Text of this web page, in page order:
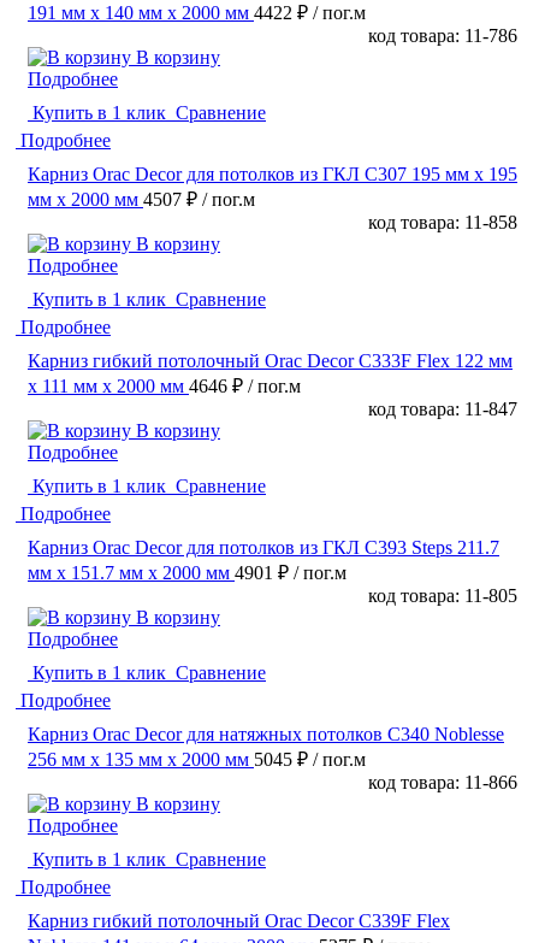
191 мм х 140 мм х 2000 мм 4422 ₽ / пог.м
код товара: 11-786
В корзину
Подробнее
Купить в 1 клик Сравнение
Подробнее
Карниз Orac Decor для потолков из ГКЛ C307 195 мм х 195
мм х 2000 мм 4507 ₽ / пог.м
код товара: 11-858
В корзину
Подробнее
Купить в 1 клик Сравнение
Подробнее
Карниз гибкий потолочный Orac Decor C333F Flex 122 мм
х 111 мм х 2000 мм 4646 ₽ / пог.м
код товара: 11-847
В корзину
Подробнее
Купить в 1 клик Сравнение
Подробнее
Карниз Orac Decor для потолков из ГКЛ C393 Steps 211.7
мм х 151.7 мм х 2000 мм 4901 ₽ / пог.м
код товара: 11-805
В корзину
Подробнее
Купить в 1 клик Сравнение
Подробнее
Карниз Orac Decor для натяжных потолков C340 Noblesse
256 мм х 135 мм х 2000 мм 5045 ₽ / пог.м
код товара: 11-866
В корзину
Подробнее
Купить в 1 клик Сравнение
Подробнее
Карниз гибкий потолочный Orac Decor C339F Flex